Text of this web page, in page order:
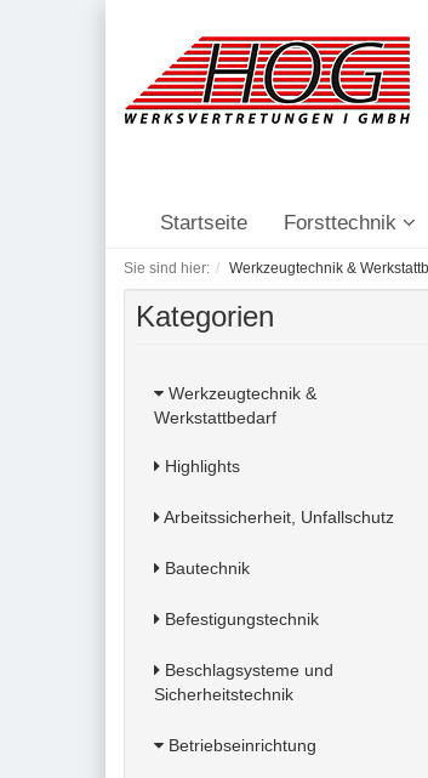
Startseite Forsttechnik
Sie sind hier: Werkzeugtechnik &
Kategorien
Werkzeugtechnik &
Werkstattbedarf
Highlights
Arbeitssicherheit, Unfallschutz
Bautechnik
Befestigungstechnik
Beschlagsysteme und
Sicherheitstechnik
Betriebseinrichtung